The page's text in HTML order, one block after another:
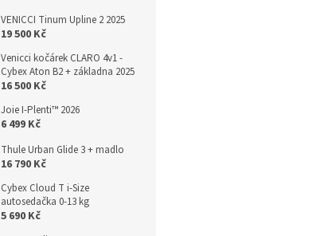
VENICCI Tinum Upline 2 2025
19 500 Kč
Venicci kočárek CLARO 4v1 -
Cybex Aton B2 + základna 2025
16 500 Kč
Joie I-Plenti™ 2026
6 499 Kč
Thule Urban Glide 3 + madlo
16 790 Kč
Cybex Cloud T i-Size
autosedačka 0-13 kg
5 690 Kč